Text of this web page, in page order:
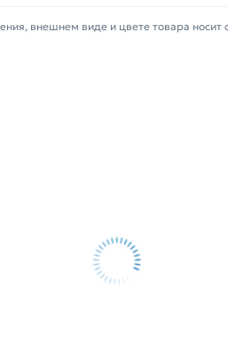
(наличие чека
внешнем виде и цвете товара